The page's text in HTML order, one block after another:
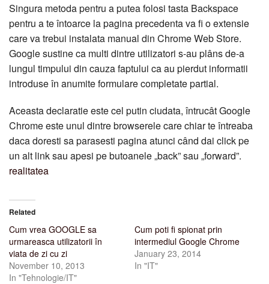
Singura metoda pentru a putea folosi tasta Backspace
pentru a te întoarce la pagina precedenta va fi o extensie
care va trebui instalata manual din Chrome Web Store.
Google sustine ca multi dintre utilizatori s-au plâns de-a
lungul timpului din cauza faptului ca au pierdut informatii
introduse în anumite formulare completate partial.
Aceasta declaratie este cel putin ciudata, întrucât Google
Chrome este unul dintre browserele care chiar te întreaba
daca doresti sa parasesti pagina atunci când dai click pe
un alt link sau apesi pe butoanele „back” sau „forward”.
realitatea
Related
Cum vrea GOOGLE sa
urmareasca utilizatorii în
viata de zi cu zi
November 10, 2013
In "Tehnologie/IT"
Cum poti fi spionat prin
intermediul Google Chrome
January 23, 2014
In "IT"